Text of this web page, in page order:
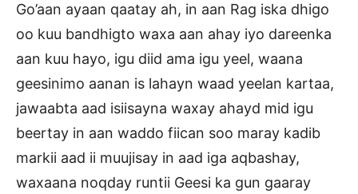
Go’aan ayaan qaatay ah, in aan Rag iska dhigo
oo kuu bandhigto waxa aan ahay iyo dareenka
aan kuu hayo, igu diid ama igu yeel, waana
geesinimo aanan is lahayn waad yeelan kartaa,
jawaabta aad isiisayna waxay ahayd mid igu
beertay in aan waddo fiican soo maray kadib
markii aad ii muujisay in aad iga aqbashay,
waxaana noqday runtii Geesi ka gun gaaray